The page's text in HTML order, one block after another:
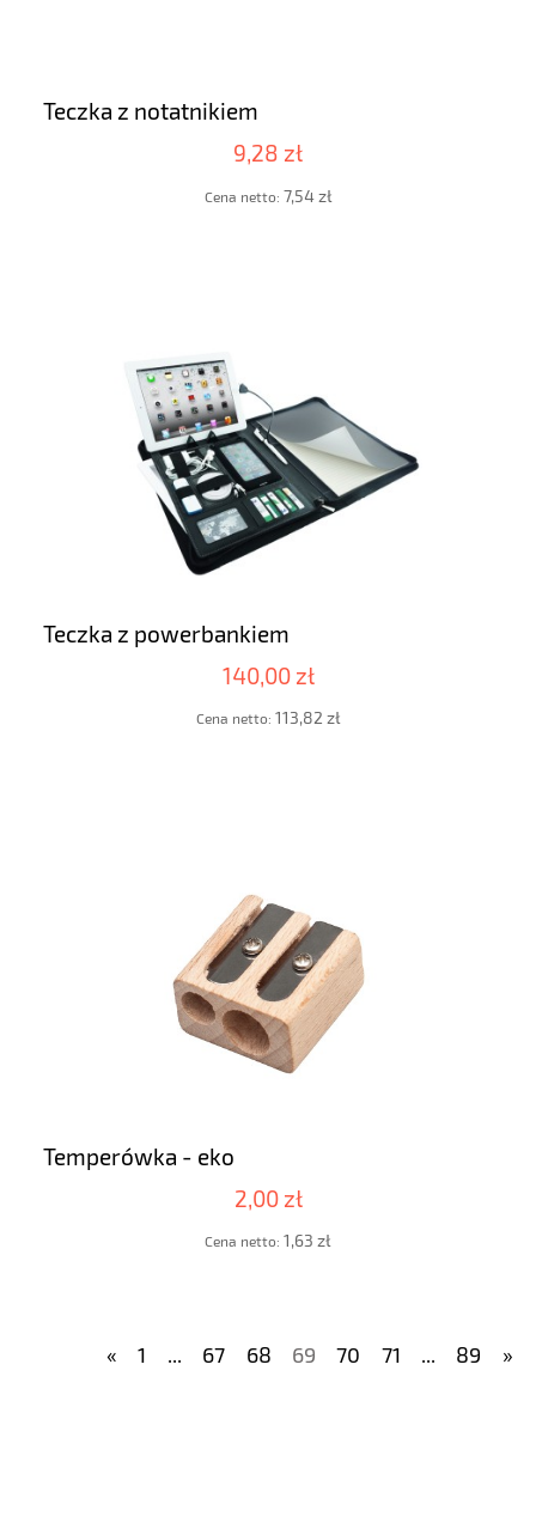
Teczka z notatnikiem
9,28 zł
Cena netto: 7,54 zł
Teczka z powerbankiem
140,00 zł
Cena netto: 113,82 zł
Temperówka - eko
2,00 zł
Cena netto: 1,63 zł
« 1 ... 67 68 69 70 71 ... 89 »